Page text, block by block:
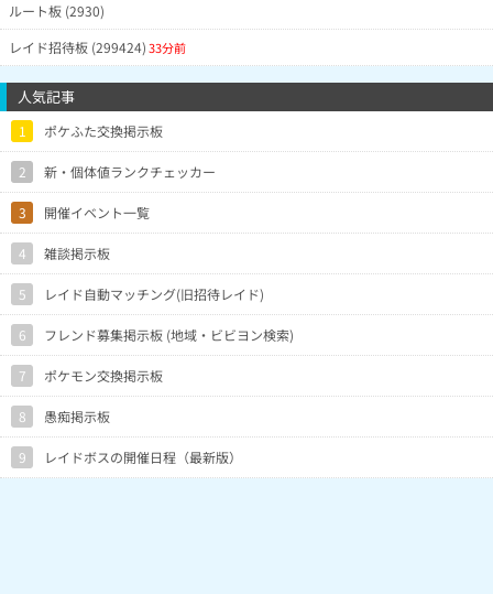
ルート板 (2930)
レイド招待板 (299424)33分前
人気記事
1 ポケふた交換掲示板
2 新・個体値ランクチェッカー
3 開催イベント一覧
4 雑談掲示板
5 レイド自動マッチング(旧招待レイド)
6 フレンド募集掲示板 (地域・ビビヨン検索)
7 ポケモン交換掲示板
8 愚痴掲示板
9 レイドボスの開催日程（最新版）